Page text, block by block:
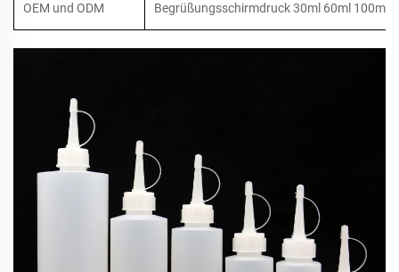
OEM und ODM
Begrüßungsschirmdruck 30ml 60ml 100ml